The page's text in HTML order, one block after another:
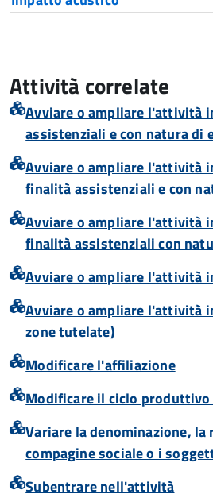
Attività correlate
Avviare o ampliare l'attività
assistenziali e con natura di
Avviare o ampliare l'attività
finalità assistenziali e con
Avviare o ampliare l'attività
finalità assistenziali con
Avviare o ampliare l'attività
Avviare o ampliare l'attività
zone tutelate)
Modificare l'affiliazione
Modificare il ciclo
Variare la denominazione,
compagine sociale o i
Subentrare nell'attività